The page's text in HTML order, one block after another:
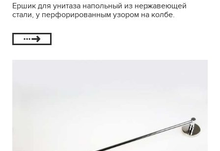
Ершик для унитаза напольный из нержавеющей
стали, у перфорированным узором на колбе.